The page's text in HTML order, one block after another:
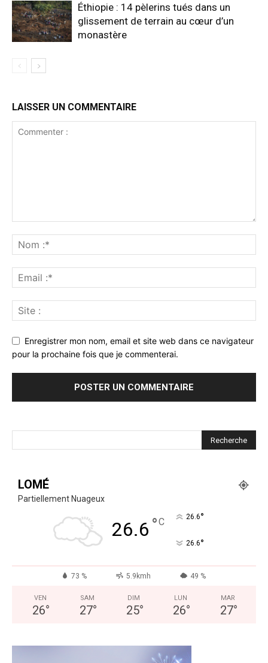
Éthiopie : 14 pèlerins tués dans un
glissement de terrain au cœur d’un
monastère
LAISSER UN COMMENTAIRE
Enregistrer mon nom, email et site web dans ce navigateur
pour la prochaine fois que je commenterai.
LOMÉ
Partiellement Nuageux
26.6 °C 26.6°
26.6°
73 % 5.9kmh 49 %
VEN
26°
SAM
27°
DIM
25°
LUN
26°
MAR
27°